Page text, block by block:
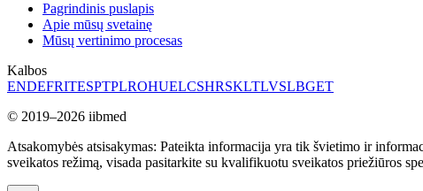
Pagrindinis puslapis
Apie mūsų svetainę
Mūsų vertinimo procesas
Kalbos
ENDEFRITESPTPLROHUELCSHRSKLTLVSLBGET
© 2019–2026 iibmed
Atsakomybės atsisakymas: Pateikta informacija yra tik švietimo ir
sveikatos režimą, visada pasitarkite su kvalifikuotu sveikatos priežiūros